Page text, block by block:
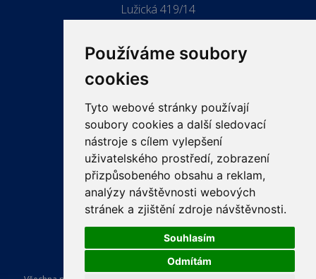
Používáme soubory
cookies
Tyto webové stránky používají
soubory cookies a další sledovací
nástroje s cílem vylepšení
uživatelského prostředí, zobrazení
přizpůsobeného obsahu a reklam,
analýzy návštěvnosti webových
stránek a zjištění zdroje návštěvnosti.
Souhlasím
Odmítám
Lužická 419/14
ODKAZY
PRO LÉKAŘE
PRO VEŘEJNOST
VZDĚLÁVÁNÍ